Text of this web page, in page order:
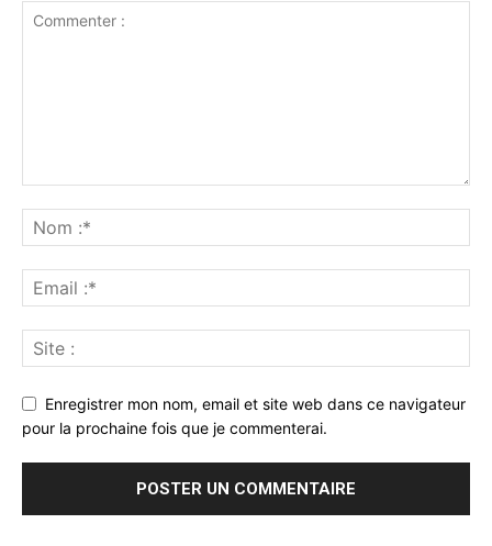
Enregistrer mon nom, email et site web dans ce navigateur
pour la prochaine fois que je commenterai.